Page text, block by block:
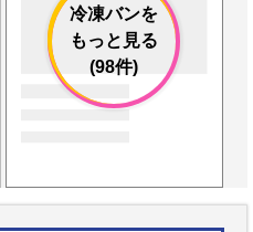
冷凍バンを
もっと見る
(98件)